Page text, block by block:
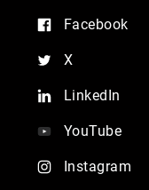
Facebook
X
LinkedIn
YouTube
Instagram